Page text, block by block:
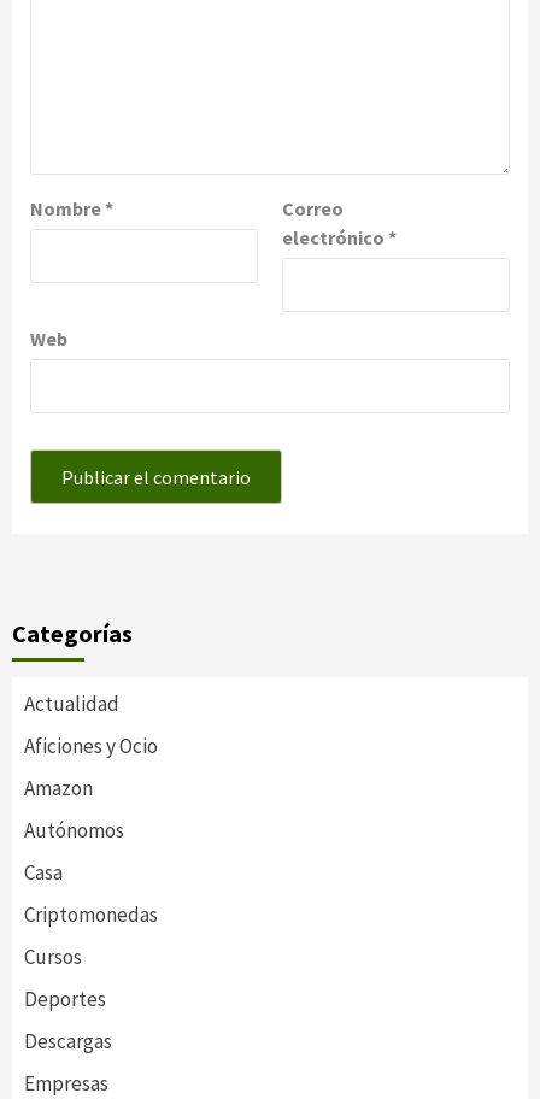
Nombre*
Correo
electrónico *
Web
Categorías
Actualidad
Aficiones y Ocio
Amazon
Autónomos
Casa
Criptomonedas
Cursos
Deportes
Descargas
Empresas